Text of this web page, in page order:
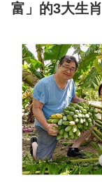
富」的3大生肖